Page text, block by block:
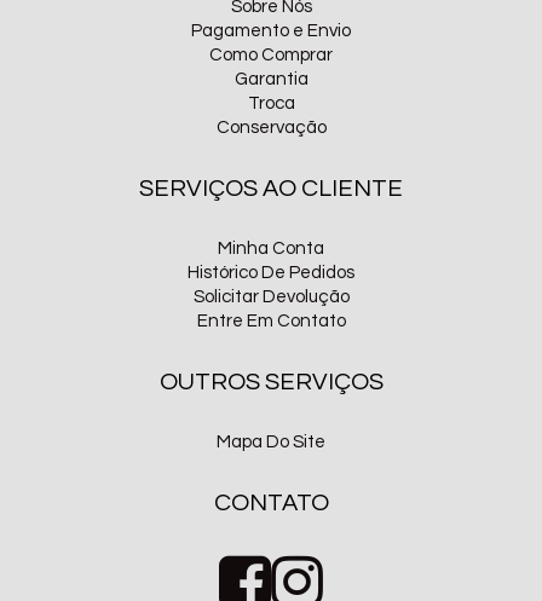
Sobre Nós
Pagamento e Envio
Como Comprar
Garantia
Troca
Conservação
SERVIÇOS AO CLIENTE
Minha Conta
Histórico De Pedidos
Solicitar Devolução
Entre Em Contato
OUTROS SERVIÇOS
Mapa Do Site
CONTATO